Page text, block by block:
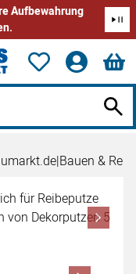
Aufbewahrung
|Bauen &